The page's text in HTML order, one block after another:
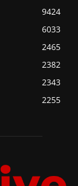
9424
6033
2465
2382
2343
2255